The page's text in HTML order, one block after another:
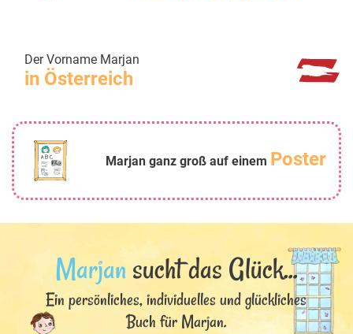
Der Vorname Marjan
in Österreich
Marjan ganz groß auf einem Poster
Marjansucht das Glück...
Ein persönliches, individuelles und glückliches
Buch für Marjan.